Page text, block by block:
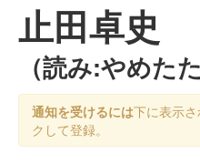
止田卓史
（読み:やめた
通知を受けるには下に表示
クして登録。